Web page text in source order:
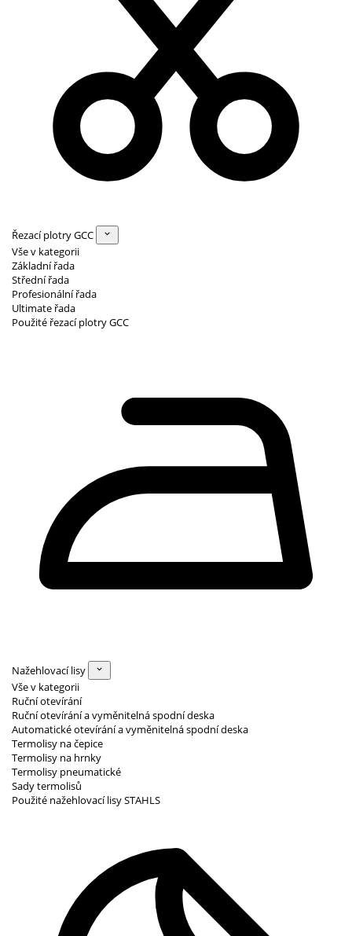
Řezací plotry GCC
Vše v kategorii
Základní řada
Střední řada
Profesionální řada
Ultimate řada
Použité řezací plotry GCC
Nažehlovací lisy
Vše v kategorii
Ruční otevírání
Ruční otevírání a vyměnitelná spodní deska
Automatické otevírání a vyměnitelná spodní deska
Termolisy na čepice
Termolisy na hrnky
Termolisy pneumatické
Sady termolisů
Použité nažehlovací lisy STAHLS